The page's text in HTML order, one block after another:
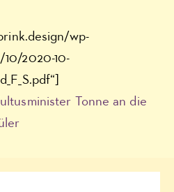
wp-
2020-10-
Tonne an die